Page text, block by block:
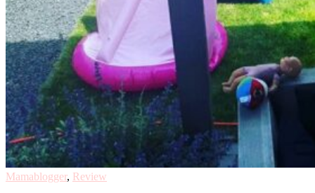
Mamablogger, Review